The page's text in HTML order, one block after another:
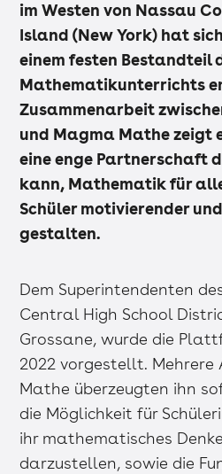
im Westen von Nassau
Island (New York) hat
einem festen Bestandteil
Mathematikunterrichts
Zusammenarbeit
und Magma Mathe zeigt
eine enge Partnerschaft
kann, Mathematik für
Schüler motivierender
gestalten.
Dem Superintendenten
Central High School
Grossane, wurde die
2022 vorgestellt. Mehrere
Mathe überzeugten ihn
die Möglichkeit für
ihr mathematisches
darzustellen, sowie die